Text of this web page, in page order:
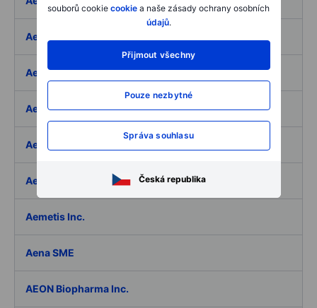
souborů cookie cookie a naše zásady ochrany osobních
údajů.
Přijmout všechny
Pouze nezbytné
Správa souhlasu
Česká republika
Aeffe
Aegon Ltd
Aegon Ltd. - ADR
Aehr Test Systems
Aeluma Inc.
Aemetis Inc.
Aena SME
AEON Biopharma Inc.